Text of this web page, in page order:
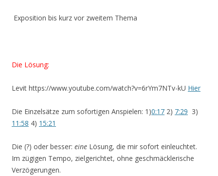
Exposition bis kurz vor zweitem Thema
Die Lösung:
Levit https://www.youtube.com/watch?v=6rYm7NTv-kU Hier
Die Einzelsätze zum sofortigen Anspielen: 1)0:17 2) 7:29 3)
11:58 4) 15:21
Die (?) oder besser: eine Lösung, die mir sofort einleuchtet.
Im zügigen Tempo, zielgerichtet, ohne geschmäcklerische
Verzögerungen.